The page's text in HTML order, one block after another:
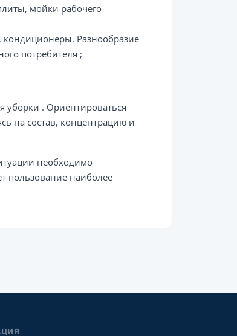
мойки рабочего
кондиционеры. Разнообразие
потребителя ;
уборки . Ориентироваться
на состав, концентрацию и
необходимо
пользование наиболее